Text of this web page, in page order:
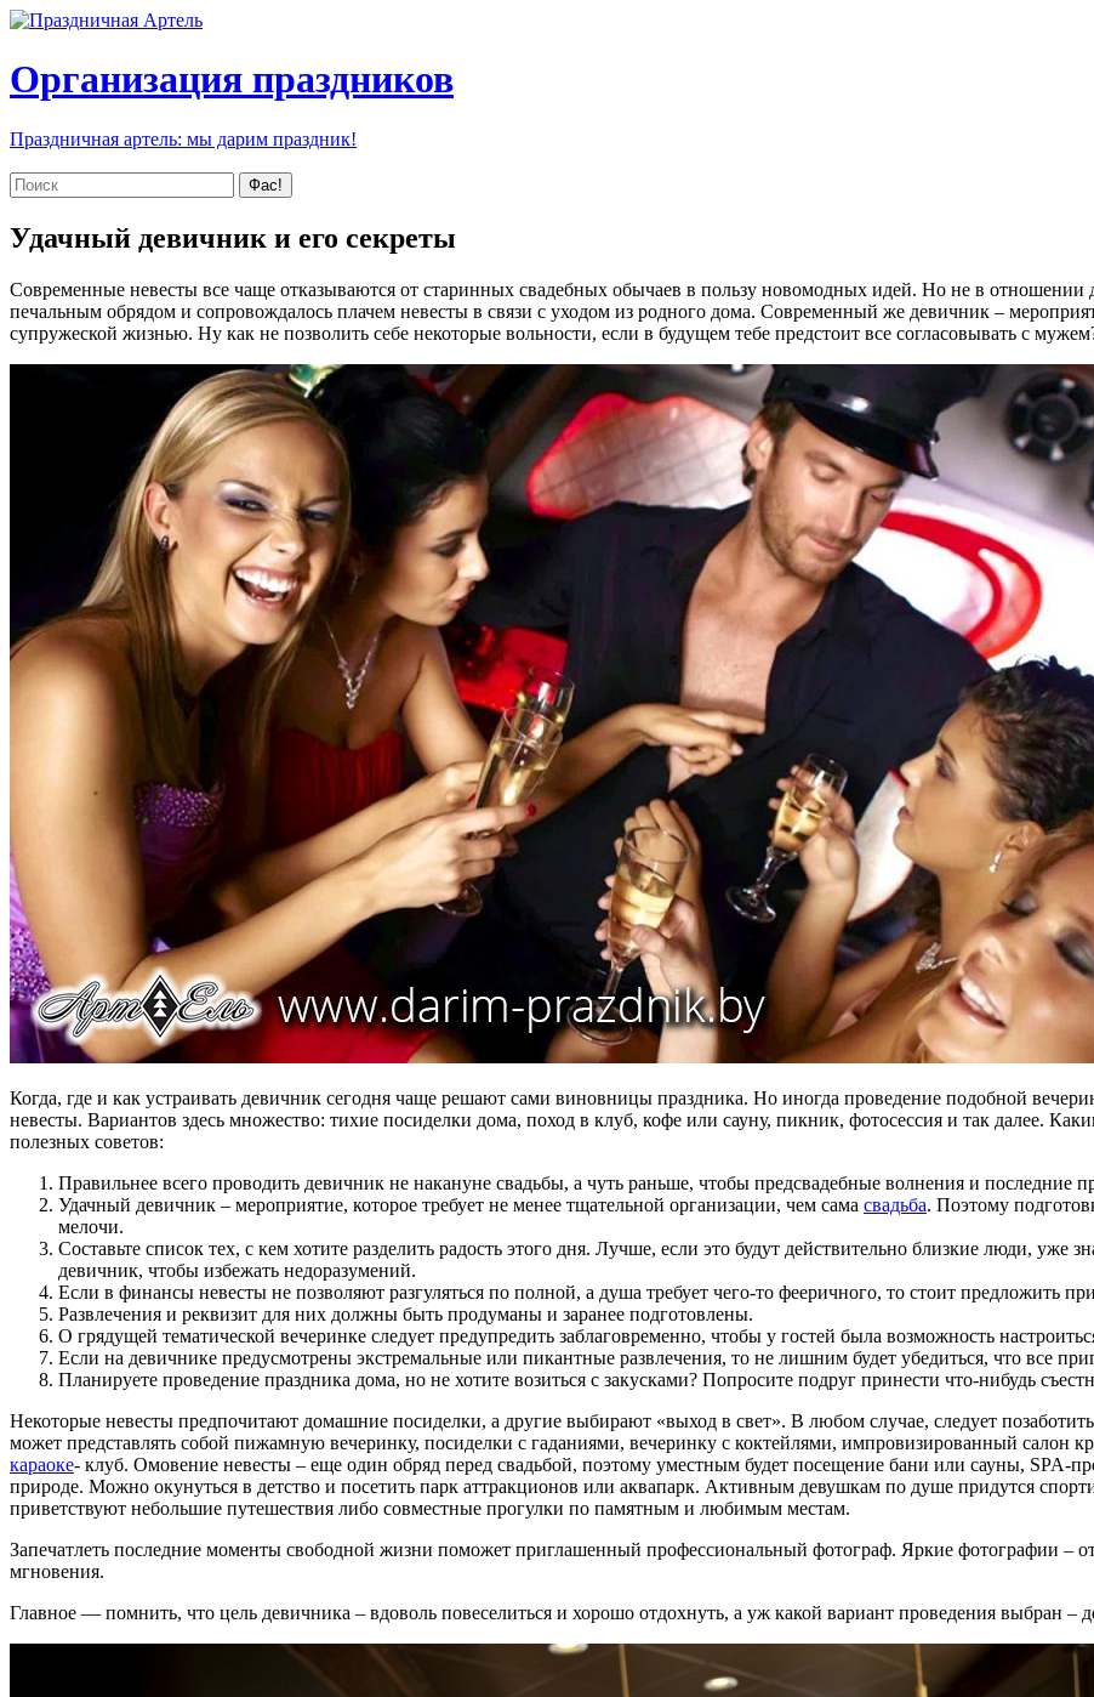
Организация праздников
Праздничная артель: мы дарим праздник!
Удачный девичник и его секреты
Современные невесты все чаще отказываются от старинных свадебных обычаев в пользу новомодных идей. Но не в
печальным обрядом и сопровождалось плачем невесты в связи с уходом из родного дома. Современный же девичник –
супружеской жизнью. Ну как не позволить себе некоторые вольности, если в будущем тебе предстоит все согласовывать с
Когда, где и как устраивать девичник сегодня чаще решают сами виновницы праздника. Но иногда проведение подобной
невесты. Вариантов здесь множество: тихие посиделки дома, поход в клуб, кофе или сауну, пикник, фотосессия и так далее.
полезных советов:
Правильнее всего проводить девичник не накануне свадьбы, а чуть раньше, чтобы предсвадебные волнения и последние
Удачный девичник – мероприятие, которое требует не менее тщательной организации, чем сама свадьба. Поэтому
мелочи.
Составьте список тех, с кем хотите разделить радость этого дня. Лучше, если это будут действительно близкие люди, уже
девичник, чтобы избежать недоразумений.
Если в финансы невесты не позволяют разгуляться по полной, а душа требует чего-то фееричного, то стоит предложить
Развлечения и реквизит для них должны быть продуманы и заранее подготовлены.
О грядущей тематической вечеринке следует предупредить заблаговременно, чтобы у гостей была возможность
Если на девичнике предусмотрены экстремальные или пикантные развлечения, то не лишним будет убедиться, что все
Планируете проведение праздника дома, но не хотите возиться с закусками? Попросите подруг принести что-нибудь
Некоторые невесты предпочитают домашние посиделки, а другие выбирают «выход в свет». В любом случае, следует
может представлять собой пижамную вечеринку, посиделки с гаданиями, вечеринку с коктейлями, импровизированный салон
караоке- клуб. Омовение невесты – еще один обряд перед свадьбой, поэтому уместным будет посещение бани или сауны, SPA-
природе. Можно окунуться в детство и посетить парк аттракционов или аквапарк. Активным девушкам по душе придутся
приветствуют небольшие путешествия либо совместные прогулки по памятным и любимым местам.
Запечатлеть последние моменты свободной жизни поможет приглашенный профессиональный фотограф. Яркие фотографии –
мгновения.
Главное — помнить, что цель девичника – вдоволь повеселиться и хорошо отдохнуть, а уж какой вариант проведения выбран –